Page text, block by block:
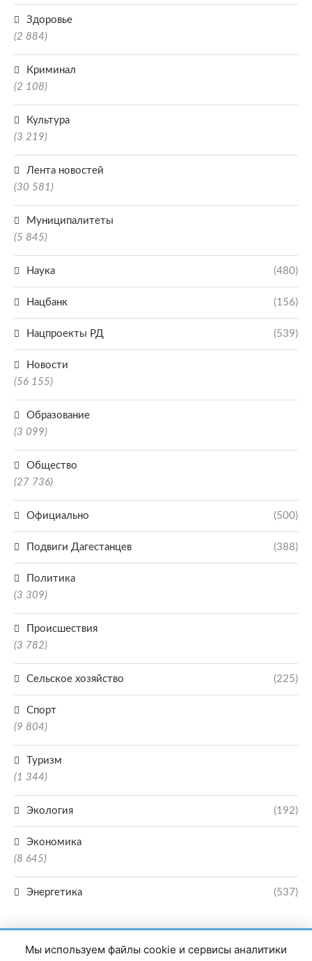
Здоровье
(2 884)
Криминал
(2 108)
Культура
(3 219)
Лента новостей
(30 581)
Муниципалитеты
(5 845)
Наука (480)
Нацбанк (156)
Нацпроекты РД (539)
Новости
(56 155)
Образование
(3 099)
Общество
(27 736)
Официально (500)
Подвиги Дагестанцев (388)
Политика
(3 309)
Происшествия
(3 782)
Сельское хозяйство (225)
Спорт
(9 804)
Туризм
(1 344)
Экология (192)
Экономика
(8 645)
Энергетика (537)
Мы используем файлы cookie и сервисы аналитики